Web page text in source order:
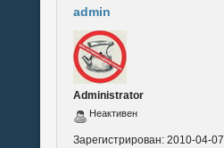
admin
Administrator
Неактивен
Зарегистрирован: 2010-04-07